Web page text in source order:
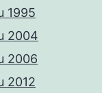
1995
2004
2006
2012